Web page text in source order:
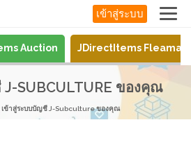
เข้าสู่ระบบ
Auction JDirectItems
SUBCULTURE ของคุณ
เข้าสู่ระบบบัญชี J-Subculture ของคุณ